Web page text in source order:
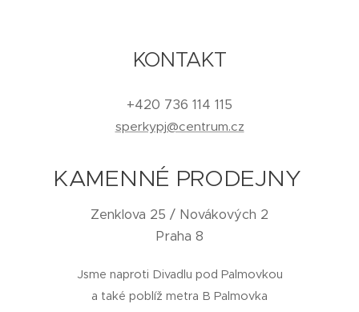
KONTAKT
+420 736 114 115
sperkypj@centrum.cz
KAMENNÉ PRODEJNY
Zenklova 25 / Novákových 2
Praha 8
Jsme naproti Divadlu pod Palmovkou
a také poblíž metra B Palmovka